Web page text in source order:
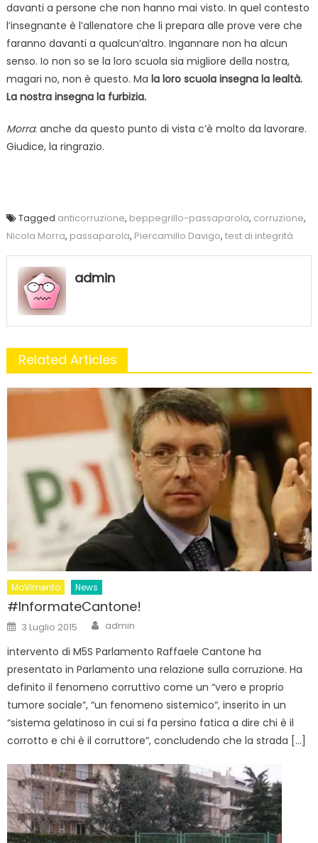
davanti a persone che non hanno mai visto. In quel contesto
l’insegnante è l’allenatore che li prepara alle prove vere che
faranno davanti a qualcun’altro. Ingannare non ha alcun
senso. Io non so se la loro scuola sia migliore della nostra,
magari no, non è questo. Ma la loro scuola insegna la lealtà.
La nostra insegna la furbizia.
Morra: anche da questo punto di vista c’è molto da lavorare.
Giudice, la ringrazio.
Tagged anticorruzione, beppegrillo-passaparola, corruzione,
Nicola Morra, passaparola, Piercamillo Davigo, test di integrità
admin
Related Articles
MoVimento News
#InformateCantone!
Posted
on
3 Luglio 2015 Author
admin
intervento di M5S Parlamento Raffaele Cantone ha
presentato in Parlamento una relazione sulla corruzione. Ha
definito il fenomeno corruttivo come un “vero e proprio
tumore sociale“, “un fenomeno sistemico“, inserito in un
“sistema gelatinoso in cui si fa persino fatica a dire chi è il
corrotto e chi è il corruttore“, concludendo che la strada […]